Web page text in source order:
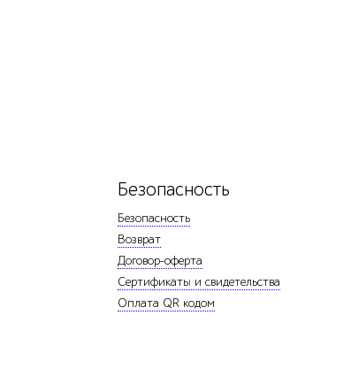
Безопасность
Безопасность
Возврат
Договор-оферта
Сертификаты и свидетельства
Оплата QR кодом